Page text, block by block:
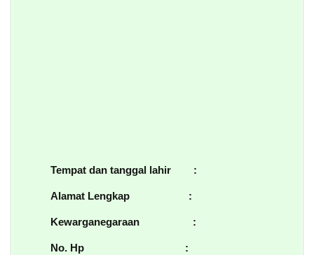
Tempat dan tanggal lahir :
Alamat Lengkap :
Kewarganegaraan :
No. Hp :